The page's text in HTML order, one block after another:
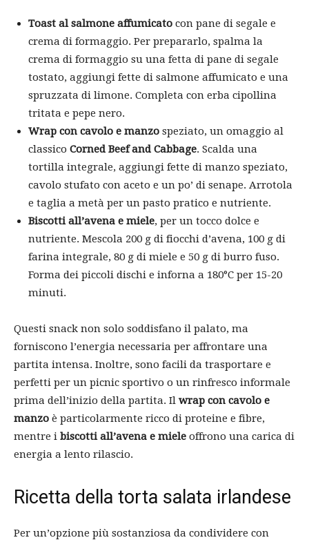
Toast al salmone affumicato con pane di segale e
crema di formaggio. Per prepararlo, spalma la
crema di formaggio su una fetta di pane di segale
tostato, aggiungi fette di salmone affumicato e una
spruzzata di limone. Completa con erba cipollina
tritata e pepe nero.
Wrap con cavolo e manzo speziato, un omaggio al
classico Corned Beef and Cabbage. Scalda una
tortilla integrale, aggiungi fette di manzo speziato,
cavolo stufato con aceto e un po’ di senape. Arrotola
e taglia a metà per un pasto pratico e nutriente.
Biscotti all’avena e miele, per un tocco dolce e
nutriente. Mescola 200 g di fiocchi d’avena, 100 g di
farina integrale, 80 g di miele e 50 g di burro fuso.
Forma dei piccoli dischi e inforna a 180°C per 15-20
minuti.
Questi snack non solo soddisfano il palato, ma
forniscono l’energia necessaria per affrontare una
partita intensa. Inoltre, sono facili da trasportare e
perfetti per un picnic sportivo o un rinfresco informale
prima dell’inizio della partita. Il wrap con cavolo e
manzo è particolarmente ricco di proteine e fibre,
mentre i biscotti all’avena e miele offrono una carica di
energia a lento rilascio.
Ricetta della torta salata irlandese
Per un’opzione più sostanziosa da condividere con